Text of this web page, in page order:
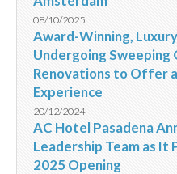
08/10/2025
Award-Winning,
Undergoing Sweeping
Renovations to Offer
Experience
20/12/2024
AC Hotel Pasadena
Leadership Team as
2025 Opening